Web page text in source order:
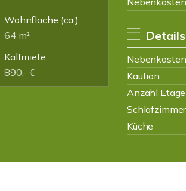
Wohnfläche (ca.)
64 m²
Kaltmiete
890,- €
Details
Nebenkosten
Kaution
Anzahl
Schlafzimmer
Küche